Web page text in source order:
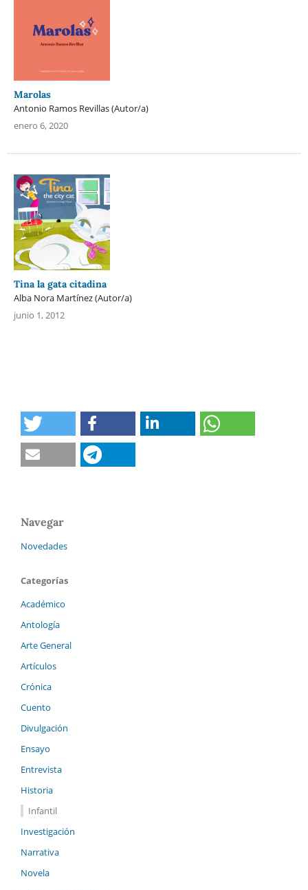
Marolas
Antonio Ramos Revillas (Autor/a)
enero 6, 2020
Tina la gata citadina
Alba Nora Martínez (Autor/a)
junio 1, 2012
Navegar
Novedades
Categorías
Académico
Antología
Arte General
Artículos
Crónica
Cuento
Divulgación
Ensayo
Entrevista
Historia
Infantil
Investigación
Narrativa
Novela